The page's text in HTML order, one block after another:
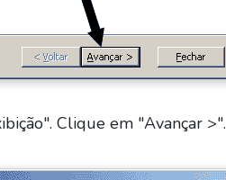
Clique em "Avançar >".